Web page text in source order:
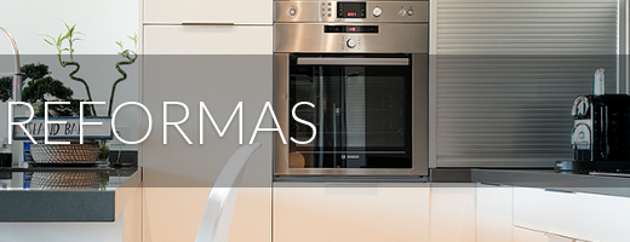
REFORMAS